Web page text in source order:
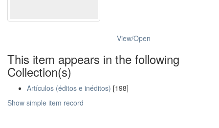
View/Open
This item appears in the following
Collection(s)
Artículos (éditos e inéditos) [198]
Show simple item record